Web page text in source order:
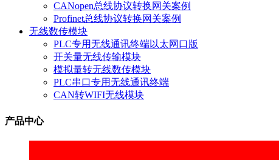
CANopen总线协议转换网关案例
Profinet总线协议转换网关案例
无线数传模块
PLC专用无线通讯终端以太网口版
开关量无线传输模块
模拟量转无线数传模块
PLC串口专用无线通讯终端
CAN转WIFI无线模块
产品中心